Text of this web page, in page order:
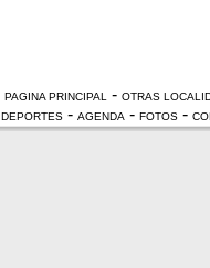
PAGINA PRINCIPAL - OTRAS
DEPORTES - AGENDA - FOTOS -